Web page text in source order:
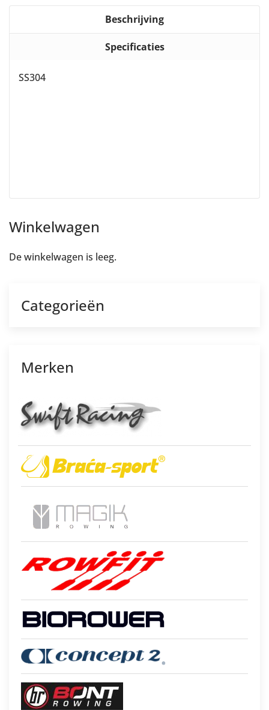
Beschrijving
Specificaties
SS304
Winkelwagen
De winkelwagen is leeg.
Categorieën
Merken